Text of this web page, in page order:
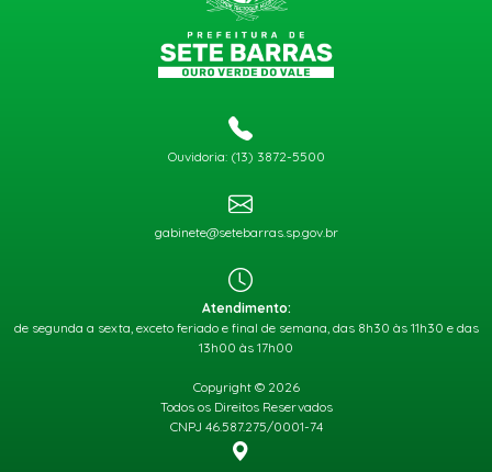
Ouvidoria: (13) 3872-5500
gabinete@setebarras.sp.gov.br
Atendimento:
de segunda a sexta, exceto feriado e final de semana, das 8h30 às 11h30 e das
13h00 às 17h00
Copyright © 2026
Todos os Direitos Reservados
CNPJ 46.587.275/0001-74